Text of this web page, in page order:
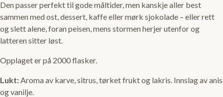
Den passer perfekt til gode måltider, men kanskje aller best
sammen med ost, dessert, kaffe eller mørk sjokolade – eller rett
og slett alene, foran peisen, mens stormen herjer utenfor og
latteren sitter løst.
Opplaget er på 2000 flasker.
Lukt: Aroma av karve, sitrus, tørket frukt og lakris. Innslag av anis
og vanilje.